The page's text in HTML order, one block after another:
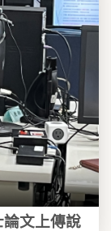
文上傳說